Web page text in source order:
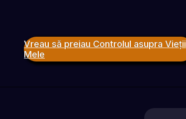
Vreau să preiau Controlul asupra Vieții
Mele